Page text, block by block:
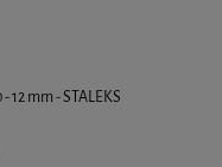
12 mm - STALEKS